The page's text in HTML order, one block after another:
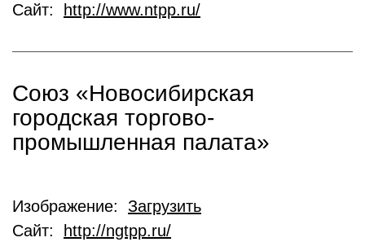
Сайт:
http://www.ntpp.ru/
Союз «Новосибирская
городская торгово-
промышленная палата»
Изображение: Загрузить
Сайт:
http://ngtpp.ru/